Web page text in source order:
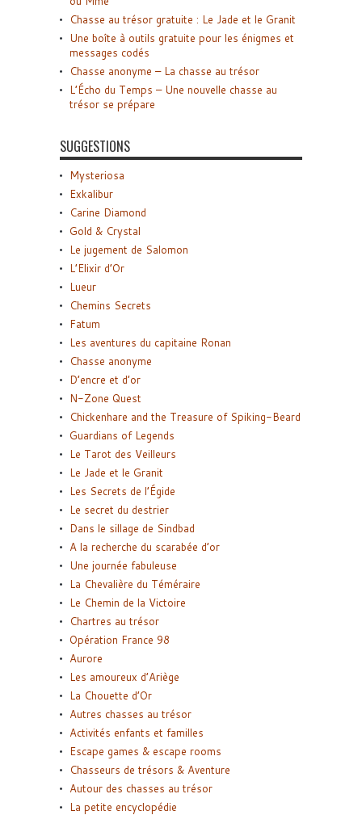
Chasse au trésor gratuite : Le Jade et le Granit
Une boîte à outils gratuite pour les énigmes et
messages codés
Chasse anonyme – La chasse au trésor
L’Écho du Temps – Une nouvelle chasse au
trésor se prépare
SUGGESTIONS
Mysteriosa
Exkalibur
Carine Diamond
Gold & Crystal
Le jugement de Salomon
L’Elixir d’Or
Lueur
Chemins Secrets
Fatum
Les aventures du capitaine Ronan
Chasse anonyme
D’encre et d’or
N-Zone Quest
Chickenhare and the Treasure of Spiking-Beard
Guardians of Legends
Le Tarot des Veilleurs
Le Jade et le Granit
Les Secrets de l’Égide
Le secret du destrier
Dans le sillage de Sindbad
A la recherche du scarabée d’or
Une journée fabuleuse
La Chevalière du Téméraire
Le Chemin de la Victoire
Chartres au trésor
Opération France 98
Aurore
Les amoureux d’Ariège
La Chouette d’Or
Autres chasses au trésor
Activités enfants et familles
Escape games & escape rooms
Chasseurs de trésors & Aventure
Autour des chasses au trésor
La petite encyclopédie